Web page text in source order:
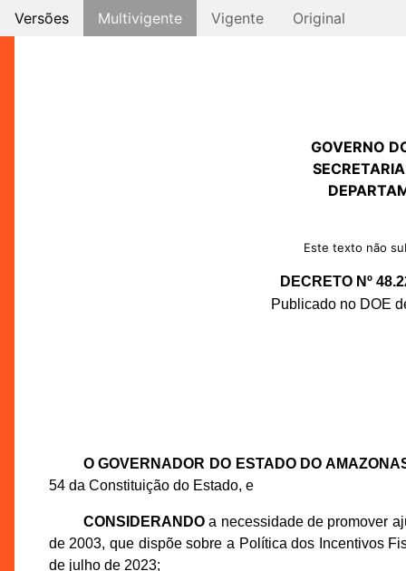
Versões Multivigente Vigente Original
GOVERNO
Este texto não
DECRETO Nº
Publicado no DOE
O GOVERNADOR DO ESTADO DO
54 da Constituição do Estado, e
CONSIDERANDOa necessidade de promover
de 2003, que dispõe sobre a Política dos Incentivos
de julho de 2023;